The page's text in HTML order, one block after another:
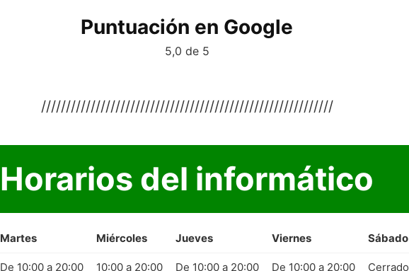
Puntuación en Google
5,0 de 5
///////////////////////////////////////////////////////////
Horarios del informático
Martes Miércoles Jueves Viernes Sábado
De 10:00 a 20:00 10:00 a 20:00 De 10:00 a 20:00 De 10:00 a 20:00 Cerrado